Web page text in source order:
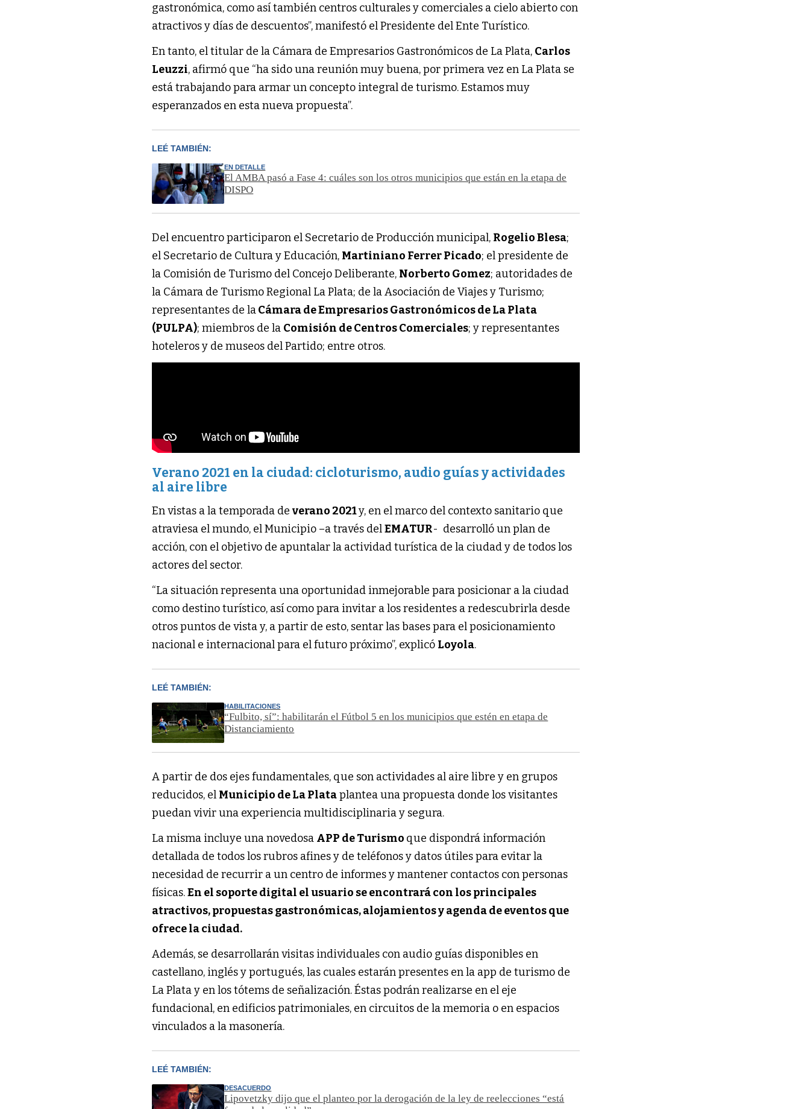
gastronómica, como así también centros culturales y comerciales a cielo abierto con
atractivos y días de descuentos”, manifestó el Presidente del Ente Turístico.
En tanto, el titular de la Cámara de Empresarios Gastronómicos de La Plata, Carlos
Leuzzi, afirmó que “ha sido una reunión muy buena, por primera vez en La Plata se
está trabajando para armar un concepto integral de turismo. Estamos muy
esperanzados en esta nueva propuesta”.
LEÉ TAMBIÉN:
EN DETALLE
El AMBA pasó a Fase 4: cuáles son los otros municipios que están en la etapa de
DISPO
Del encuentro participaron el Secretario de Producción municipal, Rogelio Blesa;
el Secretario de Cultura y Educación, Martiniano Ferrer Picado; el presidente de
la Comisión de Turismo del Concejo Deliberante, Norberto Gomez; autoridades de
la Cámara de Turismo Regional La Plata; de la Asociación de Viajes y Turismo;
representantes de laCámara de Empresarios Gastronómicos de La Plata
(PULPA); miembros de la Comisión de Centros Comerciales; y representantes
hoteleros y de museos del Partido; entre otros.
Verano 2021 en la ciudad: cicloturismo, audio guías y actividades
al aire libre
En vistas a la temporada deverano 2021y, en el marco del contexto sanitario que
atraviesa el mundo, el Municipio –a través delEMATUR- desarrolló un plan de
acción, con el objetivo de apuntalar la actividad turística de la ciudad y de todos los
actores del sector.
“La situación representa una oportunidad inmejorable para posicionar a la ciudad
como destino turístico, así como para invitar a los residentes a redescubrirla desde
otros puntos de vista y, a partir de esto, sentar las bases para el posicionamiento
nacional e internacional para el futuro próximo”, explicó Loyola.
LEÉ TAMBIÉN:
HABILITACIONES
“Fulbito, sí”: habilitarán el Fútbol 5 en los municipios que estén en etapa de
Distanciamiento
A partir de dos ejes fundamentales, que son actividades al aire libre y en grupos
reducidos, el Municipio de La Plataplantea una propuesta donde los visitantes
puedan vivir una experiencia multidisciplinaria y segura.
La misma incluye una novedosa APP de Turismo que dispondrá información
detallada de todos los rubros afines y de teléfonos y datos útiles para evitar la
necesidad de recurrir a un centro de informes y mantener contactos con personas
físicas.En el soporte digital el usuario se encontrará con los principales
atractivos, propuestas gastronómicas, alojamientos y agenda de eventos que
ofrece la ciudad.
Además, se desarrollarán visitas individuales con audio guías disponibles en
castellano, inglés y portugués, las cuales estarán presentes en la app de turismo de
La Plata y en los tótems de señalización. Éstas podrán realizarse en el eje
fundacional, en edificios patrimoniales, en circuitos de la memoria o en espacios
vinculados a la masonería.
LEÉ TAMBIÉN:
DESACUERDO
Lipovetzky dijo que el planteo por la derogación de la ley de reelecciones “está